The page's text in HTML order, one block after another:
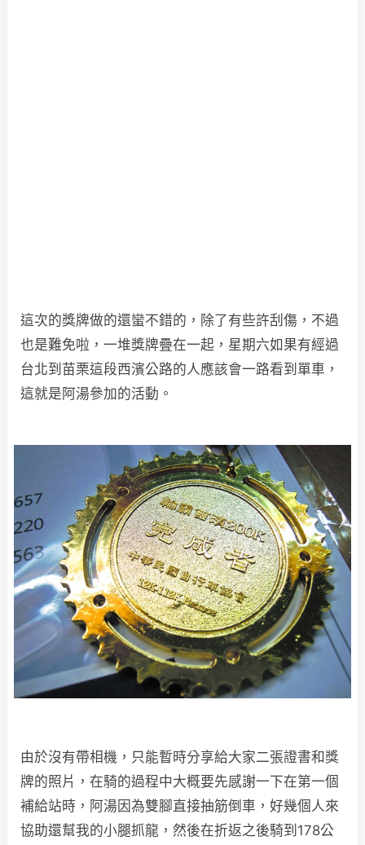
這次的獎牌做的還蠻不錯的，除了有些許刮傷，不過
也是難免啦，一堆獎牌疊在一起，星期六如果有經過
台北到苗栗這段西濱公路的人應該會一路看到單車，
這就是阿湯參加的活動。
由於沒有帶相機，只能暫時分享給大家二張證書和獎
牌的照片，在騎的過程中大概要先感謝一下在第一個
補給站時，阿湯因為雙腳直接抽筋倒車，好幾個人來
協助還幫我的小腿抓龍，然後在折返之後騎到178公